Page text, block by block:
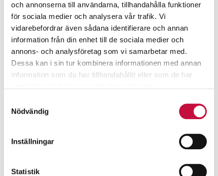
och annonserna till användarna, tillhandahålla funktioner
för sociala medier och analysera vår trafik. Vi
vidarebefordrar även sådana identifierare och annan
information från din enhet till de sociala medier och
annons- och analysföretag som vi samarbetar med.
Dessa kan i sin tur kombinera informationen med annan
information som du har tillhandahållit eller som de har
Nödvändig
Inställningar
Statistik